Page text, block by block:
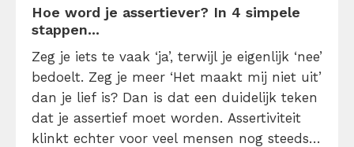
Hoe word je assertiever? In 4 simpele
stappen...
Zeg je iets te vaak ‘ja’, terwijl je eigenlijk ‘nee’
bedoelt. Zeg je meer ‘Het maakt mij niet uit’
dan je lief is? Dan is dat een duidelijk teken
dat je assertief moet worden. Assertiviteit
klinkt echter voor veel mensen nog steeds